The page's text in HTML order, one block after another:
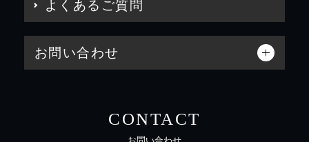
よくあるご質問
お問い合わせ
CONTACT